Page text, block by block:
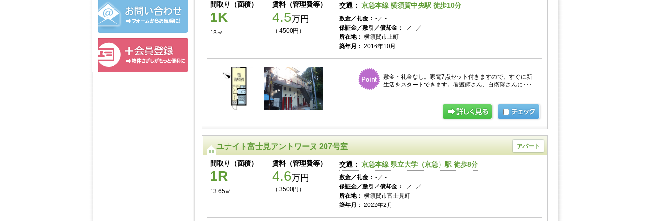
間取り（面積）
1K
13㎡
賃料（管理費等）
4.5万円
（ 4500円）
交通： 京急本線 横須賀中央駅 徒歩10分
敷金／礼金： -／ -
保証金／敷引／償却金： -／ -／ -
所在地： 横須賀市上町
築年月： 2016年10月
敷金・礼金なし。家電7点セット付きますので、すぐに新
生活をスタートできます。看護師さん、自衛隊さんに･･･
ユナイト富士見アントワーヌ 207号室 アパート
間取り（面積）
1R
13.65㎡
賃料（管理費等）
4.6万円
（ 3500円）
交通： 京急本線 県立大学（京急）駅 徒歩8分
敷金／礼金： -／ -
保証金／敷引／償却金： -／ -／ -
所在地： 横須賀市富士見町
築年月： 2022年2月